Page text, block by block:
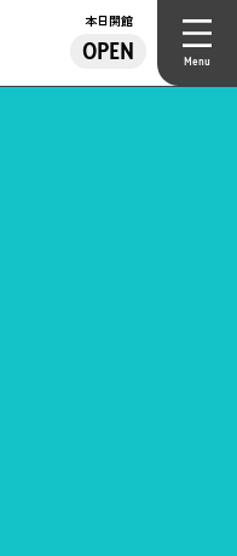
本日開館
OPEN